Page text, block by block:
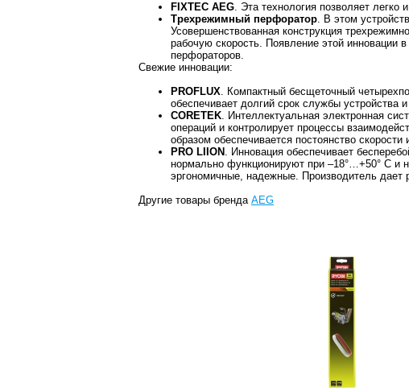
FIXTEC AEG. Эта технология позволяет легко
Трехрежимный перфоратор. В этом
Усовершенствованная конструкция
рабочую скорость. Появление этой инновации
перфораторов.
Свежие инновации:
PROFLUX. Компактный бесщеточный
обеспечивает долгий срок службы устройства
CORETEK. Интеллектуальная электронная
операций и контролирует процессы
образом обеспечивается постоянство
PRO LIION . Инновация обеспечивает
нормально функционируют при –18°…+50° C и
эргономичные, надежные. Производитель дает
Другие товары бренда AEG